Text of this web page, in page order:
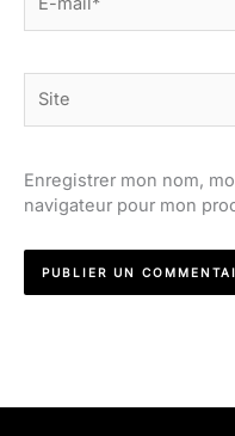
mail*
Enregistrer mon nom,
navigateur pour mon